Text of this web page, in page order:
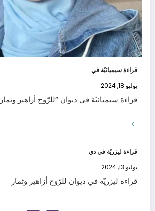
قراءة سيميائيّة في
يوليو 18, 2024
قراءة سيميائيّة في ديوان “للرّوح أزاهير
قراءة ليزريّة في دي
يوليو 13, 2024
قراءة ليزريّة في ديوان للرّوح أزاهير